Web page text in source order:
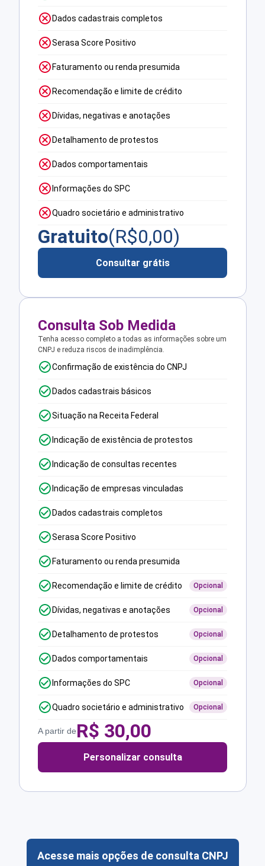
Dados cadastrais completos
Serasa Score Positivo
Faturamento ou renda presumida
Recomendação e limite de crédito
Dívidas, negativas e anotações
Detalhamento de protestos
Dados comportamentais
Informações do SPC
Quadro societário e administrativo
Gratuito(R$0,00)
Consultar grátis
Consulta Sob Medida
Tenha acesso completo a todas as informações sobre um
CNPJ e reduza riscos de inadimplência.
Confirmação de existência do CNPJ
Dados cadastrais básicos
Situação na Receita Federal
Indicação de existência de protestos
Indicação de consultas recentes
Indicação de empresas vinculadas
Dados cadastrais completos
Serasa Score Positivo
Faturamento ou renda presumida
Recomendação e limite de crédito Opcional
Dívidas, negativas e anotações Opcional
Detalhamento de protestos Opcional
Dados comportamentais Opcional
Informações do SPC Opcional
Quadro societário e administrativo Opcional
A partir deR$ 30,00
Personalizar consulta
Acesse mais opções de consulta CNPJ